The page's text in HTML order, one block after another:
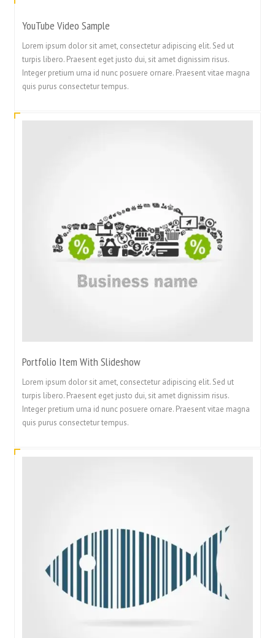
YouTube Video Sample
Lorem ipsum dolor sit amet, consectetur adipiscing elit. Sed ut
turpis libero. Praesent eget justo dui, sit amet dignissim risus.
Integer pretium urna id nunc posuere ornare. Praesent vitae magna
quis purus consectetur tempus.
Portfolio Item With Slideshow
Lorem ipsum dolor sit amet, consectetur adipiscing elit. Sed ut
turpis libero. Praesent eget justo dui, sit amet dignissim risus.
Integer pretium urna id nunc posuere ornare. Praesent vitae magna
quis purus consectetur tempus.